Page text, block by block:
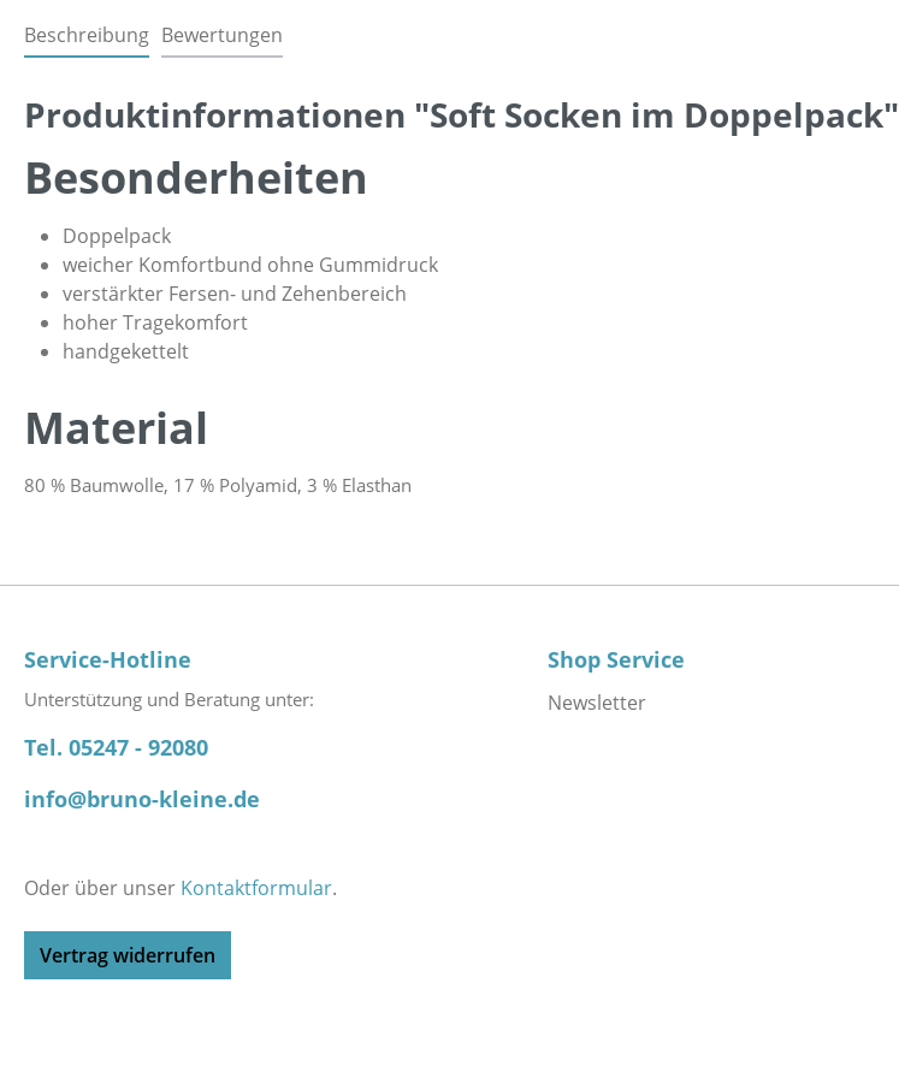
Beschreibung Bewertungen
Produktinformationen "Soft Socken im Doppelpack"
Besonderheiten
Doppelpack
weicher Komfortbund ohne Gummidruck
verstärkter Fersen- und Zehenbereich
hoher Tragekomfort
handgekettelt
Material
80 % Baumwolle, 17 % Polyamid, 3 % Elasthan
Service-Hotline
Unterstützung und Beratung unter:
Tel. 05247 - 92080
info@bruno-kleine.de
Oder über unser Kontaktformular.
Vertrag widerrufen
Shop Service
Newsletter